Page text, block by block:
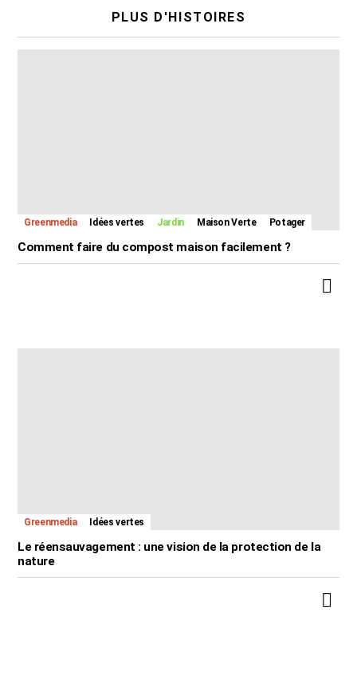
PLUS D'HISTOIRES
Greenmedia Idées vertes Jardin Maison Verte Potager
Comment faire du compost maison facilement ?
Greenmedia Idées vertes
Le réensauvagement : une vision de la protection de la
nature